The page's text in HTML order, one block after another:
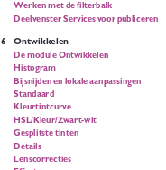
Werken met de filterbalk
Deelvenster Services voor publiceren
6 Ontwikkelen
De module Ontwikkelen
Histogram
Bijsnijden en lokale aanpassingen
Standaard
Kleurtintcurve
HSL/Kleur/Zwart-wit
Gesplitste tinten
Details
Lenscorrecties